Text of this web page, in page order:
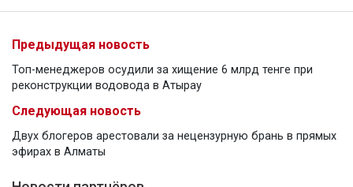
Предыдущая новость
Топ-менеджеров осудили за хищение 6 млрд тенге при
реконструкции водовода в Атырау
Следующая новость
Двух блогеров арестовали за нецензурную брань в прямых
эфирах в Алматы